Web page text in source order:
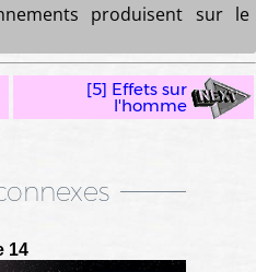
14
produisent sur le
[5] Effets sur
l'homme